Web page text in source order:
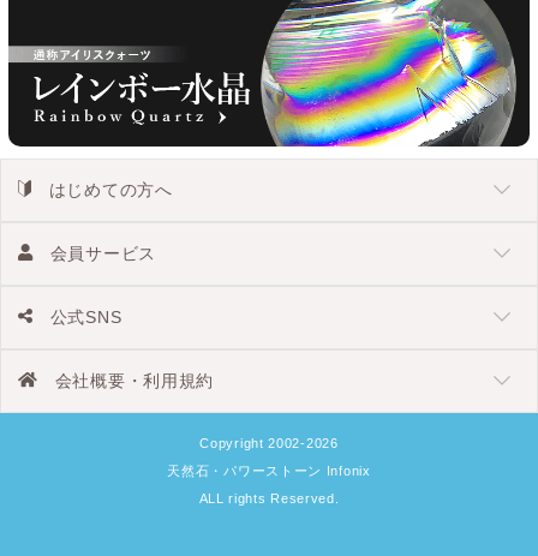
はじめての方へ
会員サービス
公式SNS
会社概要・利用規約
Copyright 2002-2026
天然石・パワーストーン Infonix
ALL rights Reserved.